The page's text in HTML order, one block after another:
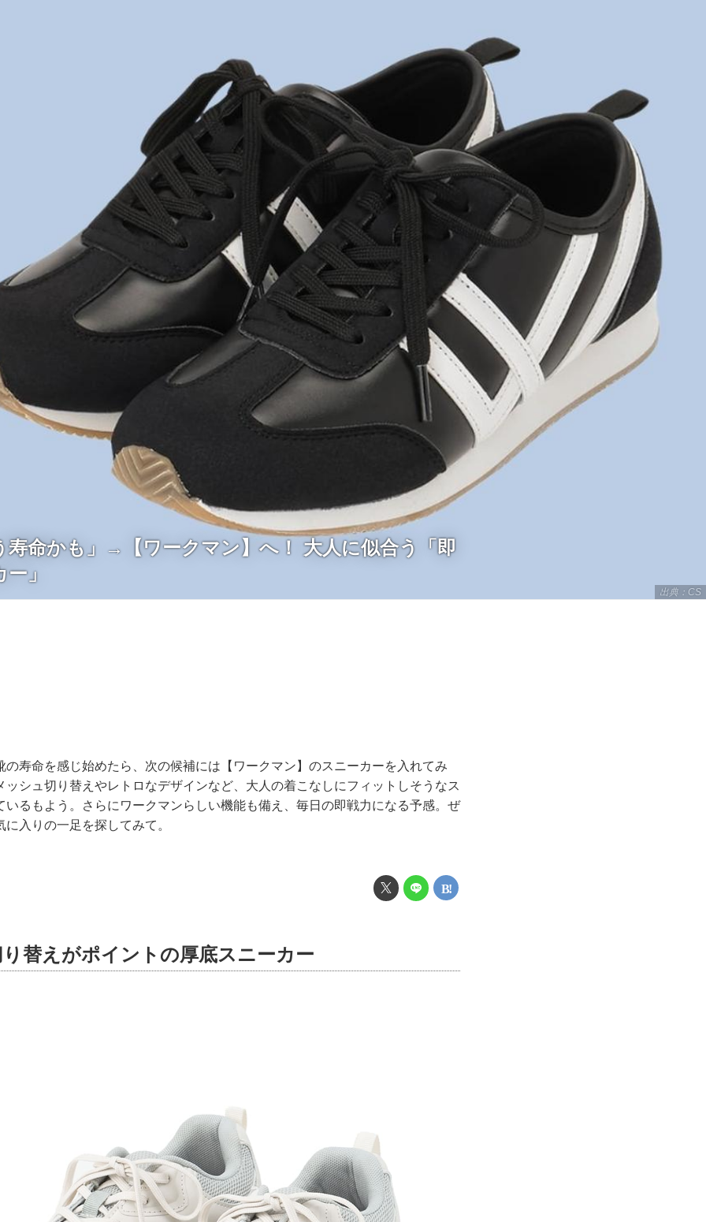
出典：CS
寿命かも」→【ワークマン】へ！ 大人に似合う「即
」
の寿命を感じ始めたら、次の候補には【ワークマン】のスニーカーを入れてみ
ッシュ切り替えやレトロなデザインなど、大人の着こなしにフィットしそうなス
いるもよう。さらにワークマンらしい機能も備え、毎日の即戦力になる予感。ぜ
入りの一足を探してみて。
替えがポイントの厚底スニーカー